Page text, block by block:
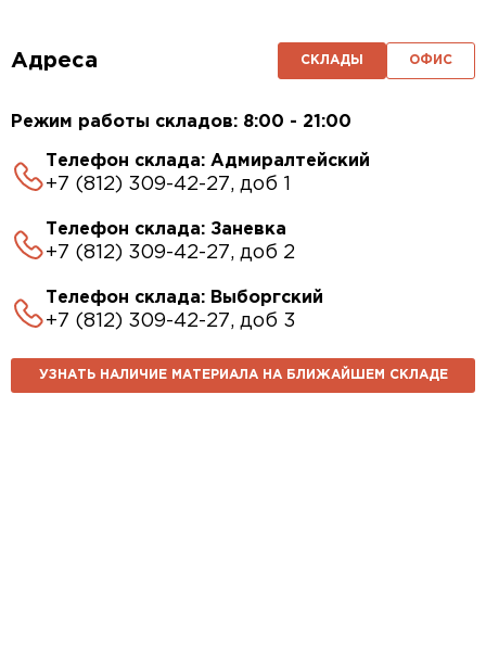
Адреса СКЛАДЫ ОФИС
Режим работы складов: 8:00 - 21:00
Телефон склада: Адмиралтейский
+7 (812) 309-42-27, доб 1
Телефон склада: Заневка
+7 (812) 309-42-27, доб 2
Телефон склада: Выборгский
+7 (812) 309-42-27, доб 3
УЗНАТЬ НАЛИЧИЕ МАТЕРИАЛА НА БЛИЖАЙШЕМ СКЛАДЕ